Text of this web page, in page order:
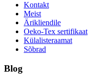
Kontakt
Meist
Ärikliendile
Oeko-Tex sertifikaat
Külalisteraamat
Sõbrad
Blog